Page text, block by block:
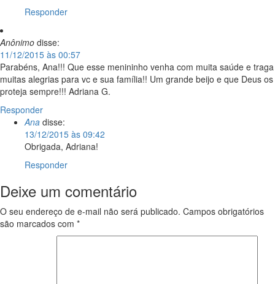
Responder
Anônimo disse:
11/12/2015 às 00:57
Parabéns, Ana!!! Que esse menininho venha com muita saúde e traga
muitas alegrias para vc e sua família!! Um grande beijo e que Deus os
proteja sempre!!! Adriana G.
Responder
Ana disse:
13/12/2015 às 09:42
Obrigada, Adriana!
Responder
Deixe um comentário
O seu endereço de e-mail não será publicado. Campos obrigatórios
são marcados com *